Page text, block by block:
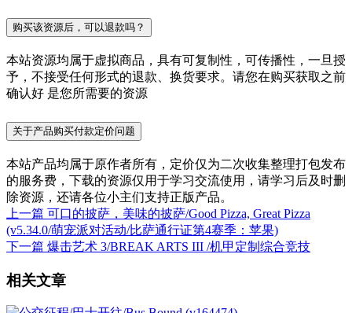
购买该资源后，可以退款吗？
本站资源均属于虚拟商品，具有可复制性，可传播性，一旦授
予，不接受任何形式的退款、换货要求。请您在购买获取之前
确认好 是您所需要的资源
关于产品购买付款定价问题
本站产品均属于原作者所有，定价仅为二次收集整理打包发布
的服务费，下载的资源仅用于学习交流使用，请学习后及时删
除资源，还请各位小主们支持正版产品。
上一篇 可口的披萨，美味的披萨/Good Pizza, Great Pizza
(v5.34.0/萌宠派对活动/比萨通行证第4赛季：苹果)
下一篇 爆击艺术 3/BREAK ARTS III /机甲定制综合竞技
相关文章